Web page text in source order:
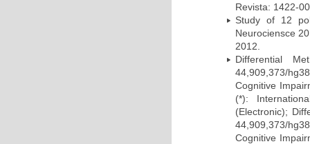
Revista: 1422-
Study of 12
Neurociensce
2012.
Differential
44,909,373/
Cognitive
(*):
(Electronic);
44,909,373/
Cognitive